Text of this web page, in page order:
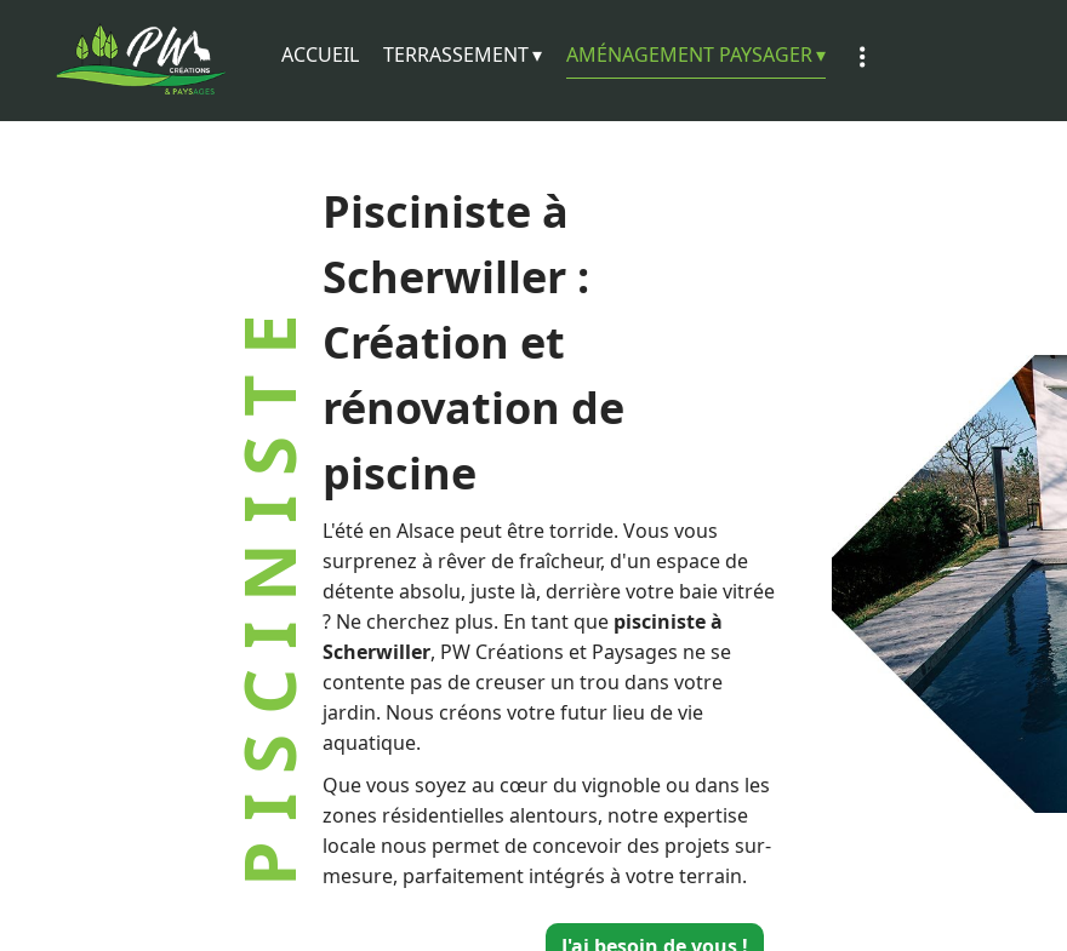
ACCUEIL TERRASSEMENT AMÉNAGEMENT PAYSAGER
PISCINISTE
Pisciniste à
Scherwiller :
Création et
rénovation de
piscine
L'été en Alsace peut être torride. Vous vous
surprenez à rêver de fraîcheur, d'un espace de
détente absolu, juste là, derrière votre baie vitrée
? Ne cherchez plus. En tant que pisciniste à
Scherwiller, PW Créations et Paysages ne se
contente pas de creuser un trou dans votre
jardin. Nous créons votre futur lieu de vie
aquatique.
Que vous soyez au cœur du vignoble ou dans les
zones résidentielles alentours, notre expertise
locale nous permet de concevoir des projets sur-
mesure, parfaitement intégrés à votre terrain.